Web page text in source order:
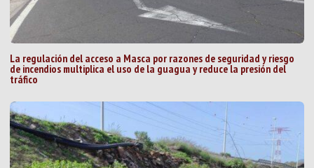
La regulación del acceso a Masca por razones de seguridad y riesgo
de incendios multiplica el uso de la guagua y reduce la presión del
tráfico